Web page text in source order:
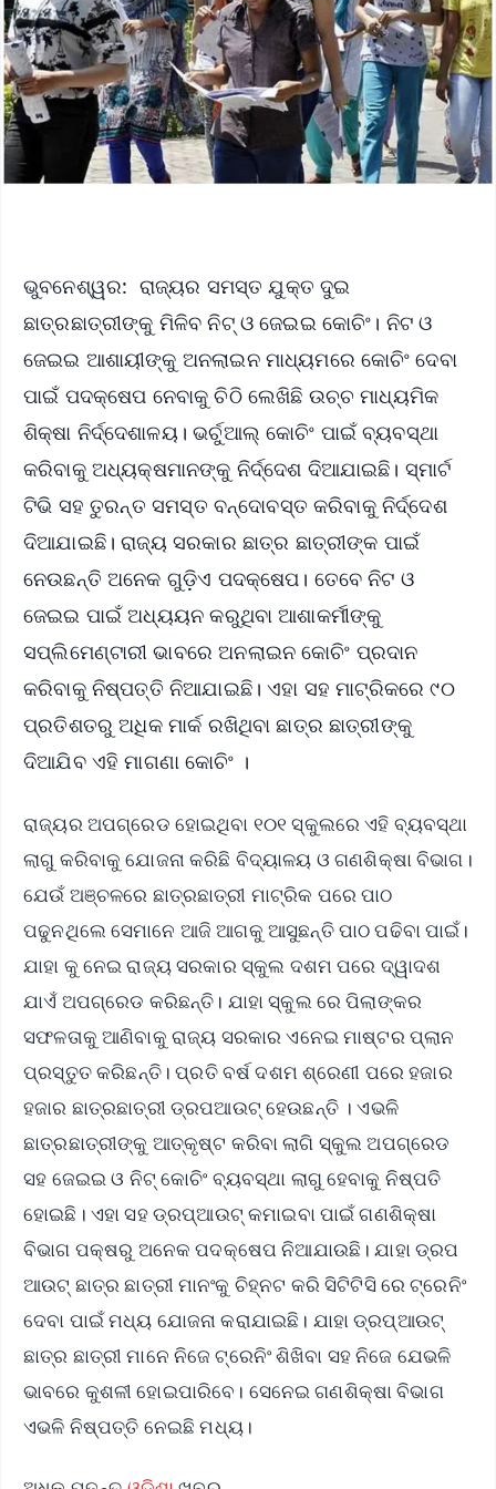
ଭୁବନେଶ୍ୱର: ରାଜ୍ୟର ସମସ୍ତ ଯୁକ୍ତ ଦୁଇ
ଛାତ୍ରଛାତ୍ରୀଙ୍କୁ ମିଳିବ ନିଟ୍‌ ଓ ଜେଇଇ କୋଚିଂ। ନିଟ ଓ
ଜେଇଇ ଆଶାୟୀଙ୍କୁ ଅନଲାଇନ ମାଧ୍ୟମରେ କୋଚିଂ ଦେବା
ପାଇଁ ପଦକ୍ଷେପ ନେବାକୁ ଚିଠି ଲେଖିଛି ଉଚ୍ଚ ମାଧ୍ୟମିକ
ଶିକ୍ଷା ନିର୍ଦ୍ଦେଶାଳୟ। ଭର୍ଚୁଆଲ୍ କୋଚିଂ ପାଇଁ ବ୍ୟବସ୍ଥା
କରିବାକୁ ଅଧ୍ୟକ୍ଷମାନଙ୍କୁ ନିର୍ଦ୍ଦେଶ ଦିଆଯାଇଛି। ସ୍ମାର୍ଟ
ଟିଭି ସହ ତୁରନ୍ତ ସମସ୍ତ ବନ୍ଦୋବସ୍ତ କରିବାକୁ ନିର୍ଦ୍ଦେଶ
ଦିଆଯାଇଛି। ରାଜ୍ୟ ସରକାର ଛାତ୍ର ଛାତ୍ରୀଙ୍କ ପାଇଁ
ନେଉଛନ୍ତି ଅନେକ ଗୁଡ଼ିଏ ପଦକ୍ଷେପ। ତେବେ ନିଟ ଓ
ଜେଇଇ ପାଇଁ ଅଧ୍ୟୟନ କରୁଥିବା ଆଶାକର୍ମୀଙ୍କୁ
ସପ୍ଲିମେଣ୍ଟାରୀ ଭାବରେ ଅନଲାଇନ କୋଚିଂ ପ୍ରଦାନ
କରିବାକୁ ନିଷ୍ପତ୍ତି ନିଆଯାଇଛି। ଏହା ସହ ମାଟ୍ରିକରେ ୯୦
ପ୍ରତିଶତରୁ ଅଧିକ ମାର୍କ ରଖିଥିବା ଛାତ୍ର ଛାତ୍ରୀଙ୍କୁ
ଦିଆଯିବ ଏହି ମାଗଣା କୋଚିଂ ।
ରାଜ୍ୟର ଅପଗ୍ରେଡ ହୋଇଥିବା ୧୦୧ ସ୍କୁଲରେ ଏହି ବ୍ୟବସ୍ଥା
ଲାଗୁ କରିବାକୁ ଯୋଜନା କରିଛି ବିଦ୍ୟାଳୟ ଓ ଗଣଶିକ୍ଷା ବିଭାଗ।
ଯେଉଁ ଅଞ୍ଚଳରେ ଛାତ୍ରଛାତ୍ରୀ ମାଟ୍ରିକ ପରେ ପାଠ
ପଢୁନଥିଲେ ସେମାନେ ଆଜି ଆଗକୁ ଆସୁଛନ୍ତି ପାଠ ପଢିବା ପାଇଁ।
ଯାହା କୁ ନେଇ ରାଜ୍ୟ ସରକାର ସ୍କୁଲ ଦଶମ ପରେ ଦ୍ୱାଦଶ
ଯାଏଁ ଅପଗ୍ରେଡ କରିଛନ୍ତି। ଯାହା ସ୍କୁଲ ରେ ପିଲାଙ୍କର
ସଫଳତାକୁ ଆଣିବାକୁ ରାଜ୍ୟ ସରକାର ଏନେଇ ମାଷ୍ଟର ପ୍ଲାନ
ପ୍ରସ୍ତୁତ କରିଛନ୍ତି। ପ୍ରତି ବର୍ଷ ଦଶମ ଶ୍ରେଣୀ ପରେ ହଜାର
ହଜାର ଛାତ୍ରଛାତ୍ରୀ ଡ୍ରପଆଉଟ୍ ହେଉଛନ୍ତି । ଏଭଳି
ଛାତ୍ରଛାତ୍ରୀଙ୍କୁ ଆତ୍କୃଷ୍ଟ କରିବା ଲାଗି ସ୍କୁଲ ଅପଗ୍ରେଡ
ସହ ଜେଇଇ ଓ ନିଟ୍ କୋଚିଂ ବ୍ୟବସ୍ଥା ଲାଗୁ ହେବାକୁ ନିଷ୍ପତି
ହୋଇଛି। ଏହା ସହ ଡ୍ରପ୍ଆଉଟ୍ କମାଇବା ପାଇଁ ଗଣଶିକ୍ଷା
ବିଭାଗ ପକ୍ଷରୁ ଅନେକ ପଦକ୍ଷେପ ନିଆଯାଉଛି। ଯାହା ଡ୍ରପ
ଆଉଟ୍ ଛାତ୍ର ଛାତ୍ରୀ ମାନଂକୁ ଚିହ୍ନଟ କରି ସିଟିଟିସି ରେ ଟ୍ରେନିଂ
ଦେବା ପାଇଁ ମଧ୍ୟ ଯୋଜନା କରାଯାଇଛି। ଯାହା ଡ୍ରପ୍ଆଉଟ୍
ଛାତ୍ର ଛାତ୍ରୀ ମାନେ ନିଜେ ଟ୍ରେନିଂ ଶିଖିବା ସହ ନିଜେ ଯେଭଳି
ଭାବରେ କୁଶଳୀ ହୋଇପାରିବେ। ସେନେଇ ଗଣଶିକ୍ଷା ବିଭାଗ
ଏଭଳି ନିଷ୍ପତ୍ତି ନେଇଛି ମଧ୍ୟ।